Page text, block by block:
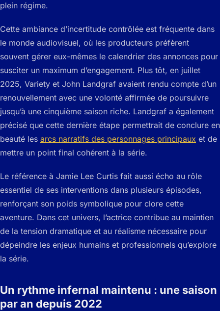
plein régime.
Cette ambiance d’incertitude contrôlée est fréquente dans
le monde audiovisuel, où les producteurs préfèrent
souvent gérer eux-mêmes le calendrier des annonces pour
susciter un maximum d’engagement. Plus tôt, en juillet
2025, Variety et John Landgraf avaient rendu compte d’un
renouvellement avec une volonté affirmée de poursuivre
jusqu’à une cinquième saison riche. Landgraf a également
précisé que cette dernière étape permettrait de conclure en
beauté les arcs narratifs des personnages principaux et de
mettre un point final cohérent à la série.
Le référence à Jamie Lee Curtis fait aussi écho au rôle
essentiel de ses interventions dans plusieurs épisodes,
renforçant son poids symbolique pour clore cette
aventure. Dans cet univers, l’actrice contribue au maintien
de la tension dramatique et au réalisme nécessaire pour
dépeindre les enjeux humains et professionnels qu’explore
la série.
Un rythme infernal maintenu : une saison
par an depuis 2022